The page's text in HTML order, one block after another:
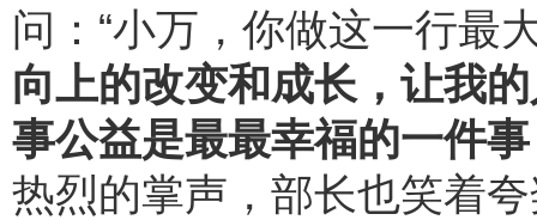
问：“小万，你做这一行最
向上的改变和成长，让我
事公益是最最幸福的一件
热烈的掌声，部长也笑着